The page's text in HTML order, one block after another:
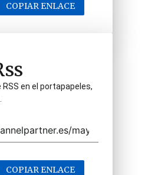
COPIAR ENLACE
en el portapapeles,
COPIAR ENLACE